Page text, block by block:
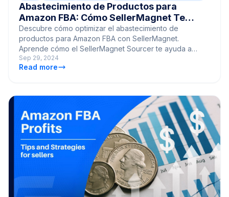
Abastecimiento de Productos para
Amazon FBA: Cómo SellerMagnet Te
Ayuda
Descubre cómo optimizar el abastecimiento de
productos para Amazon FBA con SellerMagnet.
Aprende cómo el SellerMagnet Sourcer te ayuda a
identificar rápidamente productos rentables.
Sep 29, 2024
Read more